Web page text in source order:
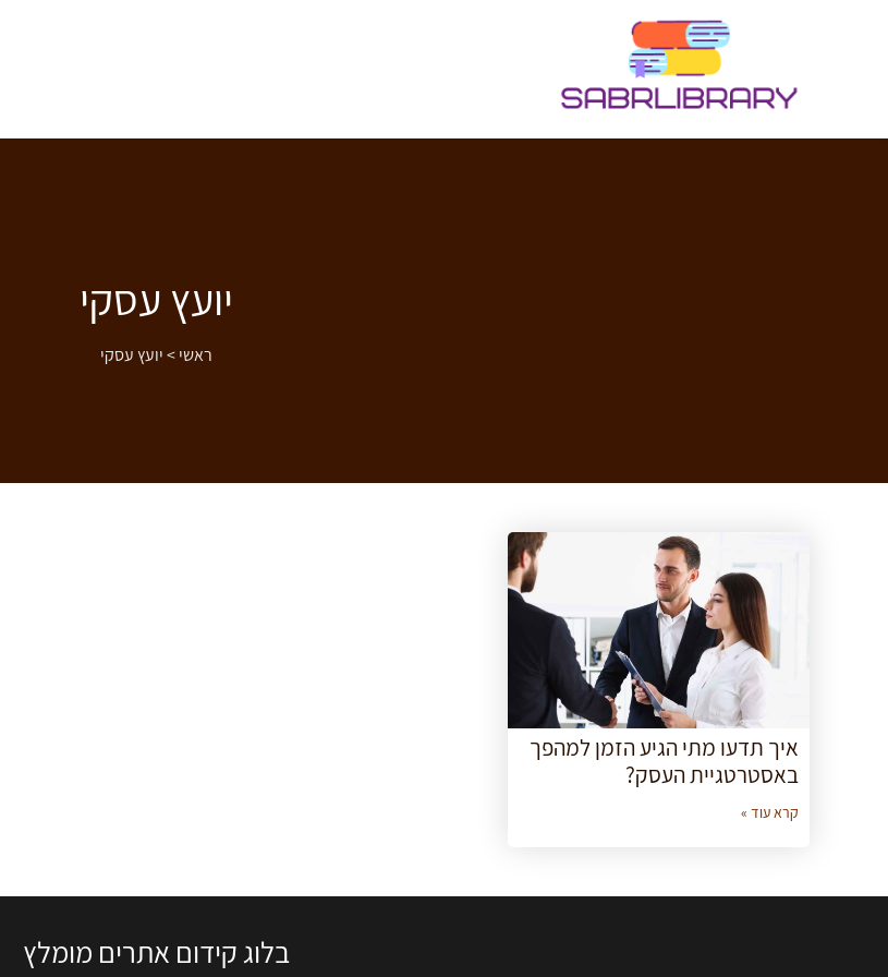
יועץ עסקי
ראשי>יועץ עסקי
איך תדעו מתי הגיע הזמן למהפך
באסטרטגיית העסק?
קרא עוד »
בלוג קידום אתרים מומלץ